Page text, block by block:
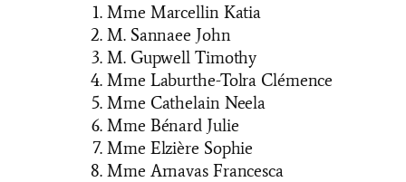
Mme Marcellin Katia
M. Sannaee John
M. Gupwell Timothy
Mme Laburthe-Tolra Clémence
Mme Cathelain Neela
Mme Bénard Julie
Mme Elzière Sophie
Mme Arnavas Francesca